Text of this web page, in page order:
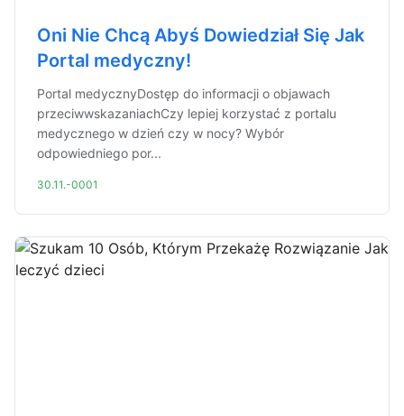
Oni Nie Chcą Abyś Dowiedział Się Jak
Portal medyczny!
Portal medycznyDostęp do informacji o objawach
przeciwwskazaniachCzy lepiej korzystać z portalu
medycznego w dzień czy w nocy? Wybór
odpowiedniego por...
30.11.-0001